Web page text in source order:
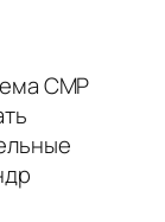
CMP